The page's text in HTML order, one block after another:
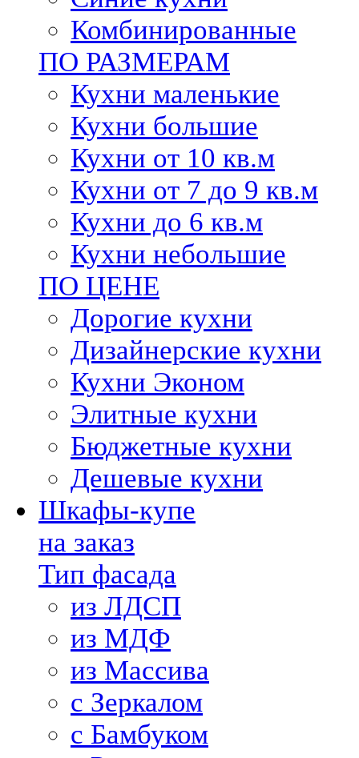
Комбинированные
ПО РАЗМЕРАМ
Кухни маленькие
Кухни большие
Кухни от 10 кв.м
Кухни от 7 до 9 кв.м
Кухни до 6 кв.м
Кухни небольшие
ПО ЦЕНЕ
Дорогие кухни
Дизайнерские кухни
Кухни Эконом
Элитные кухни
Бюджетные кухни
Дешевые кухни
Шкафы-купе
на заказ
Тип фасада
из ЛДСП
из МДФ
из Массива
с Зеркалом
с Бамбуком